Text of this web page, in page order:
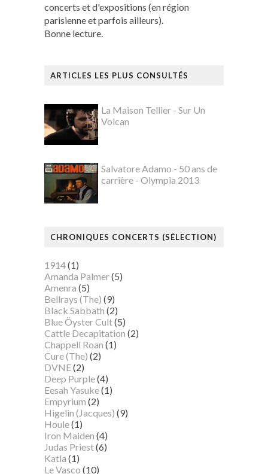
concerts et d'expositions (en région
parisienne et parfois ailleurs).
Bonne lecture.
ARTICLES LES PLUS CONSULTÉS
La Maison Tellier - Sur Un
Volcan
Salvatore Adamo - 50 ans de
carrière - Olympia 2013
CHRONIQUES CONCERTS (SÉLECTION)
1914(1)
Amanda Palmer(5)
Amenra (5)
Bellrays (The) (9)
Black Sabbath (2)
Blue Öyster Cult(5)
Cattle Decapitation (2)
Chappell Roan (1)
Cure (The) (2)
DVNE(2)
Deep Purple(4)
Eesah Yasuke(1)
Empyrium (2)
Higelin (Jacques) (9)
Houle(1)
Iron Maiden (4)
Judas Priest(6)
Katla (1)
Le Vasco (10)